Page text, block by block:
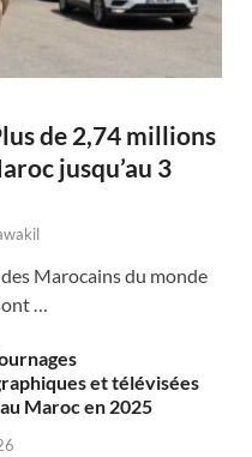
de 2,74 millions
jusqu’au 3
Marocains du monde
…
et télévisées
Maroc en 2025